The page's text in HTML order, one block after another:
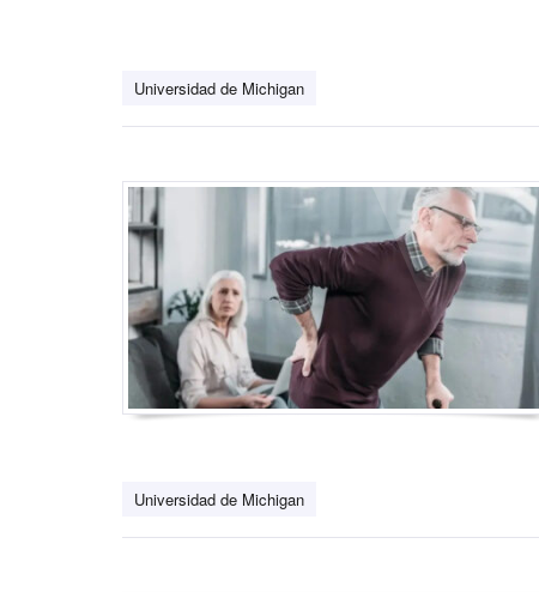
Universidad de Michigan
Universidad de Michigan